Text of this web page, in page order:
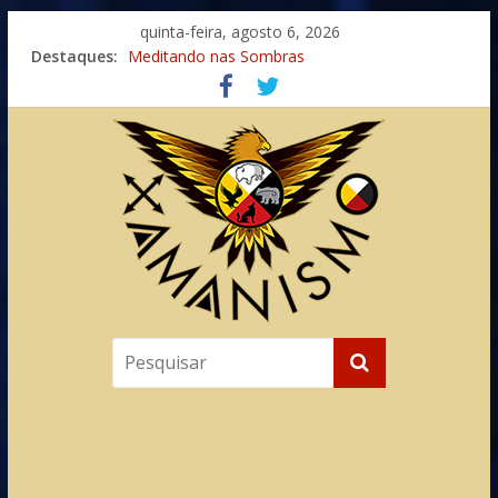
quinta-feira, agosto 6, 2026
Destaques: Imaginação na Cura
Meditando nas Sombras
Autosuficiência: A Jornada do Espírito Ancestral
Xamanismo Universal
Totens – Caminho Espiritual – Crescimento